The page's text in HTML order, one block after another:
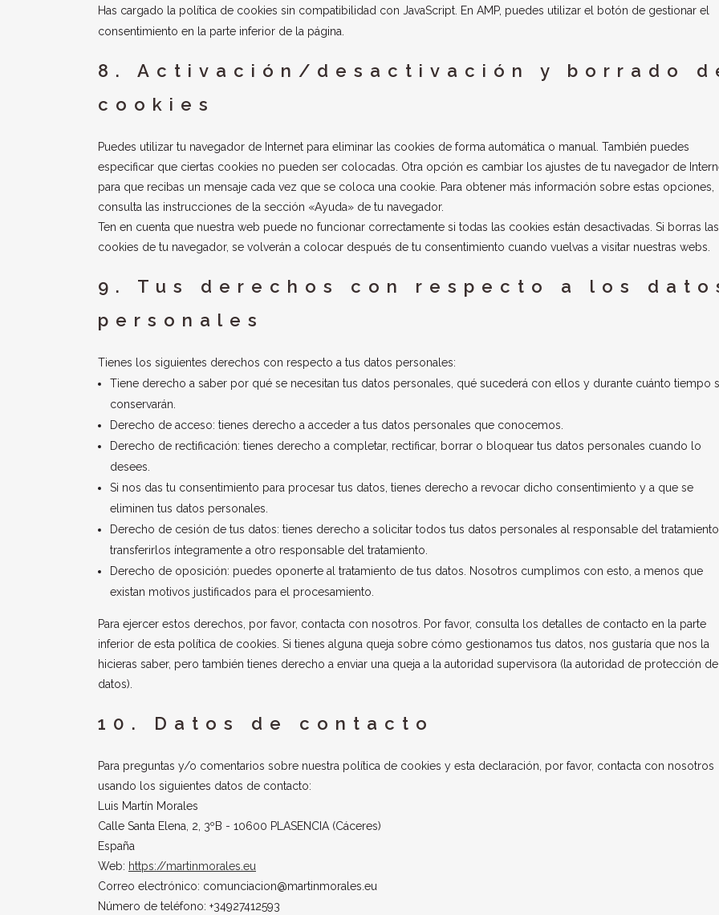
Has cargado la política de cookies sin compatibilidad con JavaScript. En AMP, puedes utilizar el botón de gestionar el
consentimiento en la parte inferior de la página.
8. Activación/desactivación y borrado
cookies
Puedes utilizar tu navegador de Internet para eliminar las cookies de forma automática o manual. También puedes
especificar que ciertas cookies no pueden ser colocadas. Otra opción es cambiar los ajustes de tu navegador de
para que recibas un mensaje cada vez que se coloca una cookie. Para obtener más información sobre estas opciones,
consulta las instrucciones de la sección «Ayuda» de tu navegador.
Ten en cuenta que nuestra web puede no funcionar correctamente si todas las cookies están desactivadas. Si borras las
cookies de tu navegador, se volverán a colocar después de tu consentimiento cuando vuelvas a visitar nuestras webs.
9. Tus derechos con respecto a los
personales
Tienes los siguientes derechos con respecto a tus datos personales:
Tiene derecho a saber por qué se necesitan tus datos personales, qué sucederá con ellos y durante cuánto tiempo
conservarán.
Derecho de acceso: tienes derecho a acceder a tus datos personales que conocemos.
Derecho de rectificación: tienes derecho a completar, rectificar, borrar o bloquear tus datos personales cuando lo
desees.
Si nos das tu consentimiento para procesar tus datos, tienes derecho a revocar dicho consentimiento y a que se
eliminen tus datos personales.
Derecho de cesión de tus datos: tienes derecho a solicitar todos tus datos personales al responsable del
transferirlos íntegramente a otro responsable del tratamiento.
Derecho de oposición: puedes oponerte al tratamiento de tus datos. Nosotros cumplimos con esto, a menos que
existan motivos justificados para el procesamiento.
Para ejercer estos derechos, por favor, contacta con nosotros. Por favor, consulta los detalles de contacto en la parte
inferior de esta política de cookies. Si tienes alguna queja sobre cómo gestionamos tus datos, nos gustaría que nos la
hicieras saber, pero también tienes derecho a enviar una queja a la autoridad supervisora (la autoridad de protección de
datos).
10. Datos de contacto
Para preguntas y/o comentarios sobre nuestra política de cookies y esta declaración, por favor, contacta con nosotros
usando los siguientes datos de contacto:
Luis Martín Morales
Calle Santa Elena, 2, 3ºB - 10600 PLASENCIA (Cáceres)
España
Web: https://martinmorales.eu
Correo electrónico: comunciacion@martinmorales.eu
Número de teléfono: +34927412593